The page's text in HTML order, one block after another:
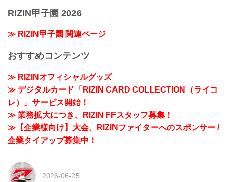
RIZIN甲子園 2026
≫ RIZIN甲子園 関連ページ
おすすめコンテンツ
≫ RIZINオフィシャルグッズ
≫ デジタルカード「RIZIN CARD COLLECTION（ライコ
レ）」サービス開始！
≫ 業務拡大につき、RIZIN FFスタッフ募集！
≫【企業様向け】大会、RIZINファイターへのスポンサー /
企業タイアップ募集中！
2026-06-25